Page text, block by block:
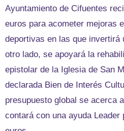
Ayuntamiento de Cifuentes
euros para acometer mejoras
deportivas en las que invertirá
otro lado, se apoyará la
epistolar de la Iglesia de San
declarada Bien de Interés
presupuesto global se acerca
contará con una ayuda Leader